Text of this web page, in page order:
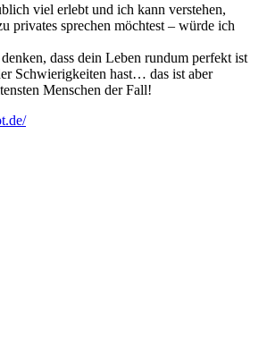
viel erlebt und ich kann verstehen,
privates sprechen möchtest – würde ich
dass dein Leben rundum perfekt ist
Schwierigkeiten hast… das ist aber
Menschen der Fall!